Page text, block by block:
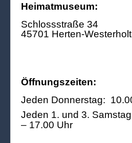
Heimatmuseum:
Schlossstraße 34
45701 Herten-Westerholt
Öffnungszeiten:
Jeden Donnerstag:
Jeden 1. und 3.
– 17.00 Uhr